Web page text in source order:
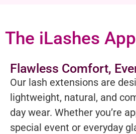
The iLashes
Flawless Comfort,
Our lash extensions are
lightweight, natural, and
day wear. Whether you’re
special event or everyday